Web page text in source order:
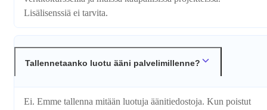
Lisälisenssiä ei tarvita.
Tallennetaanko luotu ääni palvelimillenne?
Ei. Emme tallenna mitään luotuja äänitiedostoja. Kun poistut